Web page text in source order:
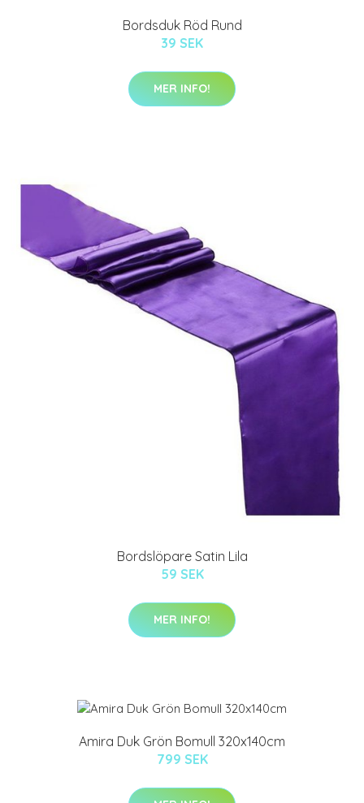
Bordsduk Röd Rund
39 SEK
MER INFO!
Bordslöpare Satin Lila
59 SEK
MER INFO!
Amira Duk Grön Bomull 320x140cm
799 SEK